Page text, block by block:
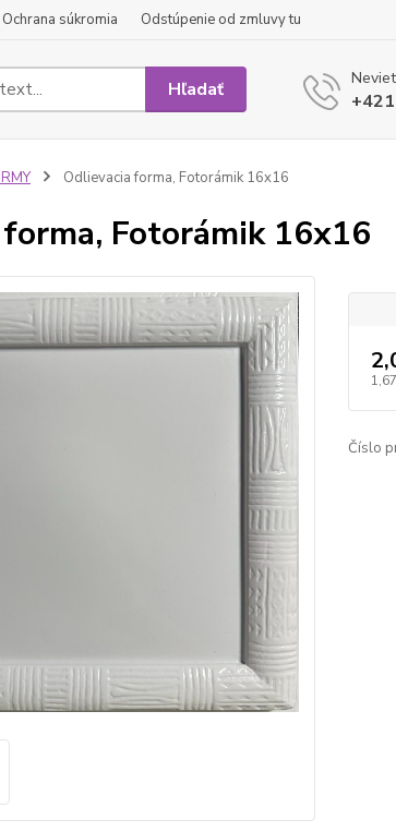
Ochrana súkromia Odstúpenie od zmluvy tu
Hľadať
Odlievacia forma, Fotorámik 16x16
Fotorámik 16x16
Číslo